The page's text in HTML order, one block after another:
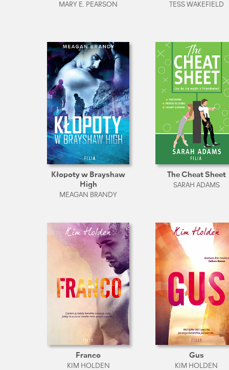
MARY E. PEARSON TESS WAKEFIELD
Kłopoty w Brayshaw
High
MEAGAN BRANDY
The Cheat Sheet
SARAH ADAMS
Franco
KIM HOLDEN
Gus
KIM HOLDEN